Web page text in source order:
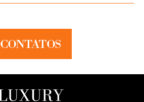
CONTATOS